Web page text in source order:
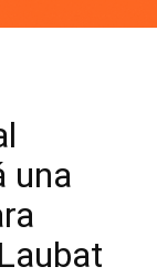
una